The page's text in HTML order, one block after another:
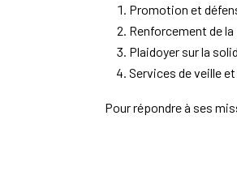
Promotion et
Renforcement de
Plaidoyer sur la
Services de veille
Pour répondre à ses